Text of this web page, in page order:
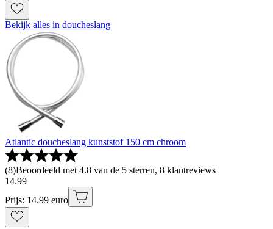
Bekijk alles in doucheslang
Atlantic doucheslang kunststof 150 cm chroom
(8)Beoordeeld met 4.8 van de 5 sterren, 8 klantreviews
14.99
Prijs: 14.99 euro